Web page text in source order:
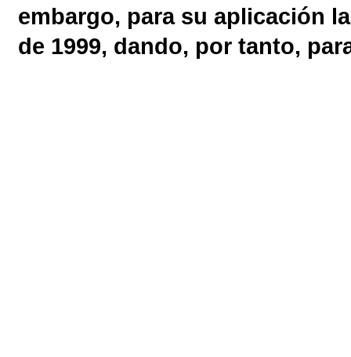
embargo, para su aplicación
de 1999, dando, por tanto,